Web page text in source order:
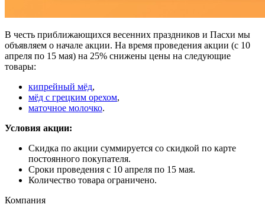
В честь приближающихся весенних праздников и Пасхи мы
объявляем о начале акции. На время проведения акции (с 10
апреля по 15 мая) на 25% снижены цены на следующие
товары:
кипрейный мёд,
мёд с грецким орехом,
маточное молочко.
Условия акции:
Скидка по акции суммируется со скидкой по карте
постоянного покупателя.
Сроки проведения с 10 апреля по 15 мая.
Количество товара ограничено.
Компания